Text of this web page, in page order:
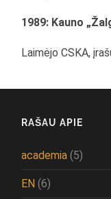
1989: Kauno
Laimėjo CSKA,
RAŠAU APIE
academia (5)
EN (6)